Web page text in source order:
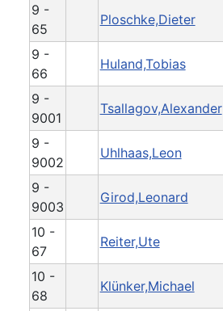
9 -
65
Ploschke,Dieter
9 -
66
Huland,Tobias
9 -
9001
Tsallagov,Alexander
9 -
9002
Uhlhaas,Leon
9 -
9003
Girod,Leonard
10 -
67
Reiter,Ute
10 -
68
Klünker,Michael